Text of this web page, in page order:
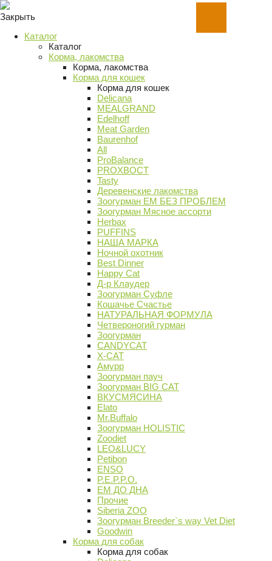
Закрыть
Каталог
Каталог
Корма, лакомства
Корма, лакомства
Корма для кошек
Корма для кошек
Delicana
MEALGRAND
Edelhoff
Meat Garden
Baurenhof
All
ProBalance
PROХВОСТ
Tasty
Деревенские лакомства
Зоогурман ЕМ БЕЗ ПРОБЛЕМ
Зоогурман Мясное ассорти
Herbax
PUFFINS
НАША МАРКА
Ночной охотник
Best Dinner
Happy Cat
Д-р Клаудер
Зоогурман Суфле
Кошачье Счастье
НАТУРАЛЬНАЯ ФОРМУЛА
Четвероногий гурман
Зоогурман
CANDYCAT
X-CAT
Амурр
Зоогурман пауч
Зоогурман BIG CAT
ВКУСМЯСИНА
Elato
Mr.Buffalo
Зоогурман HOLISTIC
Zoodiet
LEO&LUCY
Petibon
ENSO
P.E.P.P.O.
ЕМ ДО ДНА
Прочие
Siberia ZOO
Зоогурман Breeder`s way Vet Diet
Goodwin
Корма для собак
Корма для собак